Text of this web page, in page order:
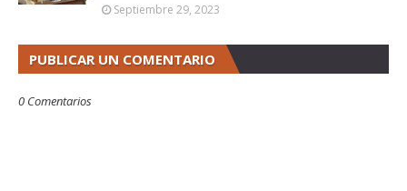
Septiembre 29, 2023
PUBLICAR UN COMENTARIO
0 Comentarios